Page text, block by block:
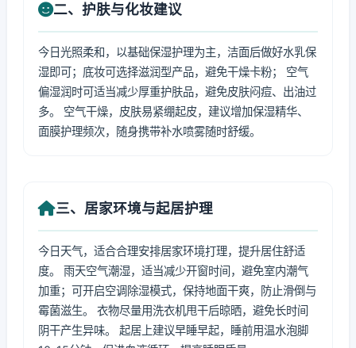
二、护肤与化妆建议
今日光照柔和，以基础保湿护理为主，洁面后做好水乳保
湿即可；底妆可选择滋润型产品，避免干燥卡粉； 空气
偏湿润时可适当减少厚重护肤品，避免皮肤闷痘、出油过
多。 空气干燥，皮肤易紧绷起皮，建议增加保湿精华、
面膜护理频次，随身携带补水喷雾随时舒缓。
三、居家环境与起居护理
今日天气，适合合理安排居家环境打理，提升居住舒适
度。 雨天空气潮湿，适当减少开窗时间，避免室内潮气
加重；可开启空调除湿模式，保持地面干爽，防止滑倒与
霉菌滋生。 衣物尽量用洗衣机甩干后晾晒，避免长时间
阴干产生异味。 起居上建议早睡早起，睡前用温水泡脚